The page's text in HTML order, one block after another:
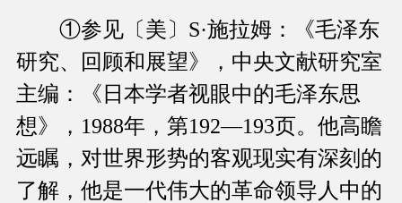
①参见〔美〕S·施拉姆：《毛泽东
研究、回顾和展望》，中央文献研究室
主编：《日本学者视眼中的毛泽东思
想》，1988年，第192—193页。他高瞻
远瞩，对世界形势的客观现实有深刻的
了解，他是一代伟大的革命领导人中的